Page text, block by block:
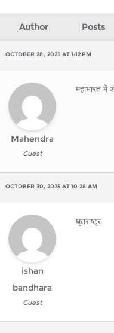
Author Posts
OCTOBER 28, 2025 AT 1:12 PM
Mahendra
Guest
महाभारत
OCTOBER 30, 2025 AT 10:28 AM
ishan
bandhara
Guest
धृतराष्ट्र